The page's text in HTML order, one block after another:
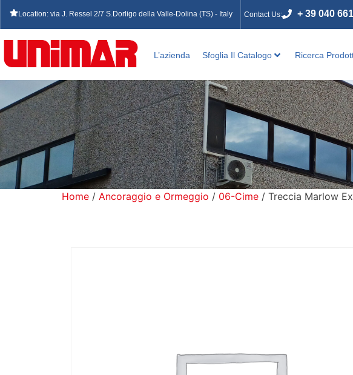
Location: via J. Ressel 2/7 S.Dorligo della Valle-Dolina (TS) - Italy Contact Us: + 39 040
L’azienda Sfoglia Il Catalogo Ricerca
Home / Ancoraggio e Ormeggio / 06-Cime / Treccia Marlow